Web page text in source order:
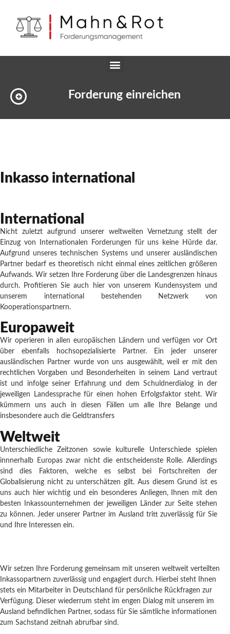
Forderung einreichen
Inkasso international
International
Nicht zuletzt aufgrund unserer weltweiten Vernetzung stellt der
Einzug von Internationalen Forderungen für uns keine Hürde dar.
Aufgrund unseres technischen Systems und unserer ausländischen
Partner bedarf es theoretisch nicht einmal eines zeitlichen größeren
Aufwands. Wir setzen Ihre Forderung über die Landesgrenzen hinaus
durch. Profitieren Sie auch hier von unserem Kundensystem und
unserem international bestehenden Netzwerk von
Kooperationspartnern.
Europaweit
Wir operieren in allen europäischen Ländern und verfügen vor Ort
über ebenfalls hochsopezialisierte Partner. Ein jeder unserer
ausländischen Partner wurde von uns ausgewählt, weil er mit den
rechtlichen Vorgaben und Besonderheiten in seinem Land vertraut
ist und infolge seiner Erfahrung und dem Schuldnerdialog in der
jeweiligen Landessprache für einen hohen Erfolgsfaktor steht. Wir
kümmern uns auch in diesen Fällen um alle Ihre Belange und
insbesondere auch die Geldtransfers
Weltweit
Unterschiedliche Zeitzonen sowie kulturelle Unterschiede spielen
innnerhalb Europas zwar nicht die entscheidenste Rolle. Allerdings
sind dies Faktoren, welche es selbst bei Fortschreiten der
Globalisierung nicht zu unterschätzen gilt. Aus diesem Grund ist es
uns auch hier wichtig und ein besonderes Anliegen, Ihnen mit den
besten Inkassounternehmen der jeweiligen Länder zur Seite stehen
zu können. Jeder unserer Partner im Ausland tritt zuverlässig für Sie
und Ihre Interessen ein.
Wir setzen Ihre Forderung gemeinsam mit unseren weltweit verteilten
Inkassopartnern zuverlässig und engagiert durch. Hierbei steht Ihnen
stets ein Mitarbeiter in Deutschland für persönliche Rückfragen zur
Verfügung. Dieser wiederrum steht im engen Dialog mit unserem im
Ausland befindlichen Partner, sodass für Sie sämtliche informationen
zum Sachstand zeitnah abrufbar sind.